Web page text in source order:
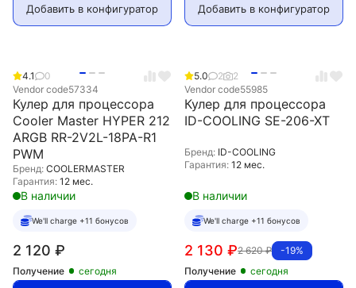
Добавить в конфигуратор Добавить в конфигуратор
4.1
0
Vendor code57334
Кулер для процессора
Cooler Master HYPER 212
ARGB RR-2V2L-18PA-R1
PWM
Бренд: COOLERMASTER
Гарантия: 12 мес.
В наличии
We'll charge +11 бонусов
2 120 ₽
Получение сегодня
5.0 2
2
Vendor code55985
Кулер для процессора
ID-COOLING SE-206-XT
Бренд: ID-COOLING
Гарантия: 12 мес.
В наличии
We'll charge +11 бонусов
-19%
2 620₽
2 130 ₽
Получение сегодня